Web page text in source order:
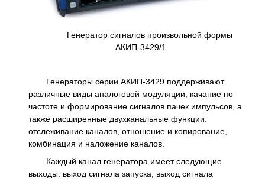
Генератор сигналов произвольной формы
АКИП-3429/1
Генераторы серии АКИП-3429 поддерживают
различные виды аналоговой модуляции, качание по
частоте и формирование сигналов пачек импульсов, а
также расширенные двухканальные функции:
отслеживание каналов, отношение и копирование,
комбинация и наложение каналов.
Каждый канал генератора имеет следующие
выходы: выход сигнала запуска, выход сигнала